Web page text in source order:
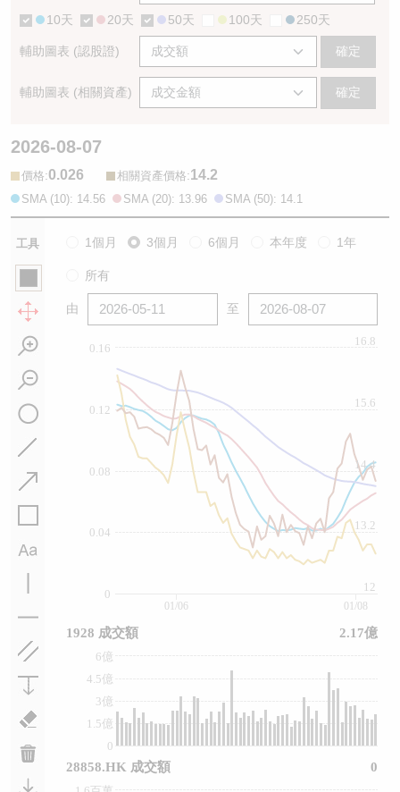
10天 20天 50天 100天 250天
輔助圖表 (認股證) 確定
輔助圖表 (相關資產) 確定
2026-08-07
價格:0.026 相關資產價格:14.2
SMA (10): 14.56 SMA (20): 13.96 SMA (50): 14.1
工具 1個月 3個月 6個月 本年度 1年
所有
由 至
0
0.04
0.08
0.12
0.16
12
13.2
14.4
15.6
16.8
0
1.5億
3億
4.5億
6億
01/06 01/08
1928 成交額 2.17億
28858.HK 成交額 0